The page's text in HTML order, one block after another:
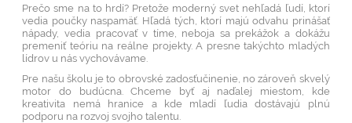
Prečo sme na to hrdí? Pretože moderný svet nehľadá ľudí, ktorí
vedia poučky naspamäť. Hľadá tých, ktorí majú odvahu prinášať
nápady, vedia pracovať v tíme, neboja sa prekážok a dokážu
premeniť teóriu na reálne projekty. A presne takýchto mladých
lídrov u nás vychovávame.
Pre našu školu je to obrovské zadosťučinenie, no zároveň skvelý
motor do budúcna. Chceme byť aj naďalej miestom, kde
kreativita nemá hranice a kde mladí ľudia dostávajú plnú
podporu na rozvoj svojho talentu.